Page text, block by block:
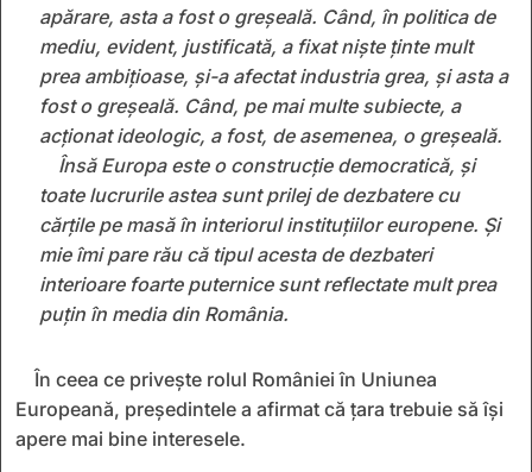
apărare, asta a fost o greșeală. Când, în politica de
mediu, evident, justificată, a fixat niște ținte mult
prea ambițioase, și-a afectat industria grea, și asta a
fost o greșeală. Când, pe mai multe subiecte, a
acționat ideologic, a fost, de asemenea, o greșeală.
Însă Europa este o construcție democratică, și
toate lucrurile astea sunt prilej de dezbatere cu
cărțile pe masă în interiorul instituțiilor europene. Și
mie îmi pare rău că tipul acesta de dezbateri
interioare foarte puternice sunt reflectate mult prea
puțin în media din România.
În ceea ce privește rolul României în Uniunea
Europeană, președintele a afirmat că țara trebuie să își
apere mai bine interesele.